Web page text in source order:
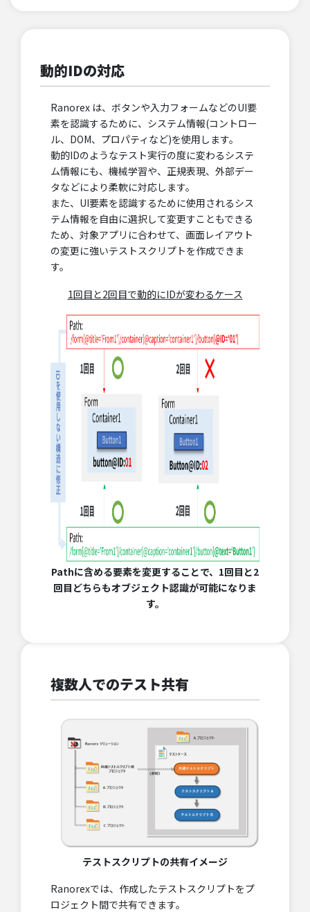
動的IDの対応
Ranorex は、ボタンや入力フォームなどのUI要
素を認識するために、システム情報(コントロー
ル、DOM、プロパティなど)を使用します。
動的IDのようなテスト実行の度に変わるシステ
ム情報にも、機械学習や、正規表現、外部デー
タなどにより柔軟に対応します。
また、UI要素を認識するために使用されるシス
テム情報を自由に選択して変更すこともできる
ため、対象アプリに合わせて、画面レイアウト
の変更に強いテストスクリプトを作成できま
す。
1回目と2回目で動的にIDが変わるケース
Pathに含める要素を変更することで、1回目と2
回目どちらもオブジェクト認識が可能になりま
す。
複数人でのテスト共有
テストスクリプトの共有イメージ
Ranorexでは、作成したテストスクリプトをプ
ロジェクト間で共有できます。